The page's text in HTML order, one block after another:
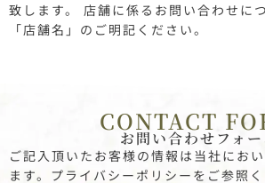
致します。 店舗に係るお問い合わせに
「店舗名」のご明記ください。
CONTACT
お問い合わせフォー
ご記入頂いたお客様の情報は当社にお
ます。プライバシーポリシーをご参照く